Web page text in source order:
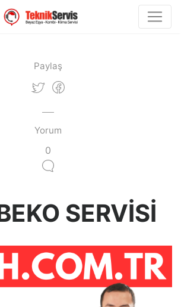
Paylaş
Yorum
0
SERVİSİ